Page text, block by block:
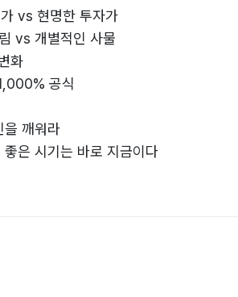
는 더욱더 성공할 수 있고,
있으며,
위할 수 있다.
을 포함하고 있다.
어떤 것도 온전하기 힘들다.
잃은 천사와도 같다.
어오면 행복은 뒷문으로 달아난다.’
vs 현명한 투자가
vs 개별적인 사물
화
공식
을 깨워라
은 시기는 바로 지금이다
의 공통점 - 불확실성
있는 용기를 가져라